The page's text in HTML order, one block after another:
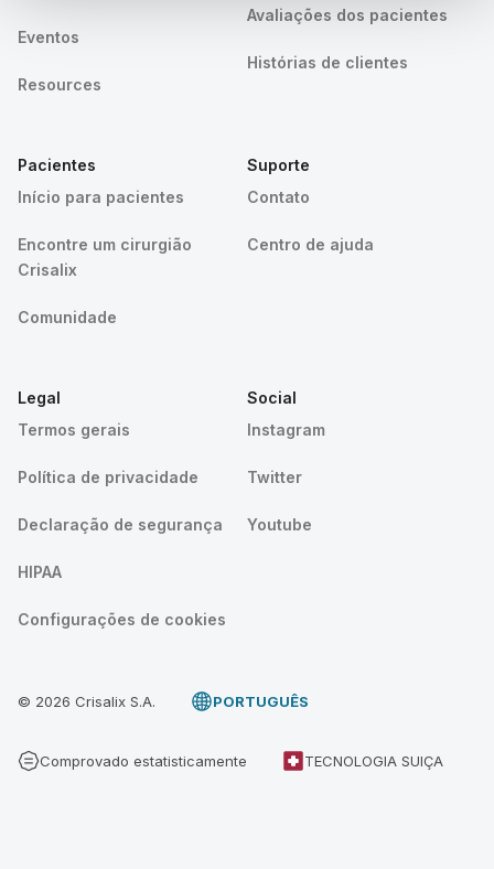
Eventos
Resources
Avaliações dos pacientes
Histórias de clientes
Pacientes
Início para pacientes
Encontre um cirurgião
Crisalix
Comunidade
Suporte
Contato
Centro de ajuda
Legal
Termos gerais
Política de privacidade
Declaração de segurança
HIPAA
Configurações de cookies
Social
Instagram
Twitter
Youtube
© 2026 Crisalix S.A. PORTUGUÊS
Comprovado estatisticamente TECNOLOGIA SUIÇA